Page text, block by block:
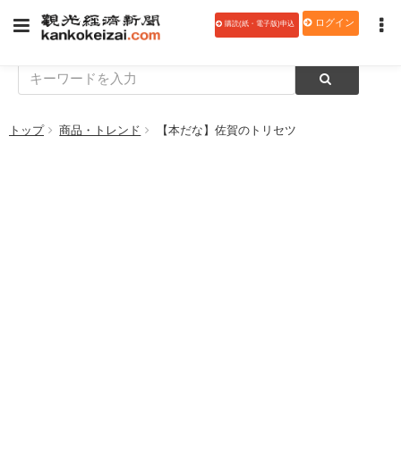
購読(紙・電子版)申込 ログイン
トップ 商品・トレンド 【本だな】佐賀のトリセツ